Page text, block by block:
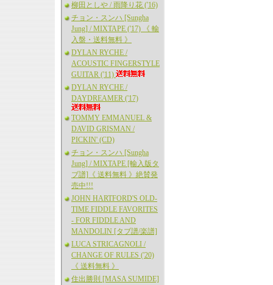
柳田としや / 雨降り花 ('16)
チョン・スンハ [Sungha
Jung] / MIXTAPE ('17) 《 輸
入盤・送料無料 》
DYLAN RYCHE /
ACOUSTIC FINGERSTYLE
GUITAR ('11)
DYLAN RYCHE /
DAYDREAMER ('17)
TOMMY EMMANUEL &
DAVID GRISMAN /
PICKIN' (CD)
チョン・スンハ [Sungha
Jung] / MIXTAPE [輸入版タ
ブ譜]《 送料無料 》絶賛発
売中!!!
JOHN HARTFORD'S OLD-
TIME FIDDLE FAVORITES
- FOR FIDDLE AND
MANDOLIN [タブ譜/楽譜]
LUCA STRICAGNOLI /
CHANGE OF RULES ('20)
《 送料無料 》
住出勝則 [MASA SUMIDE]